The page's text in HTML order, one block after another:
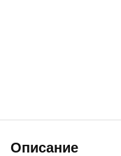
Описание